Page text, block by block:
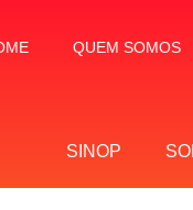
QUEM SOMOS
SINOP